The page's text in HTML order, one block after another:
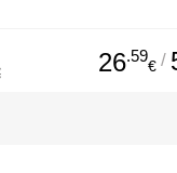
26.59
€ /